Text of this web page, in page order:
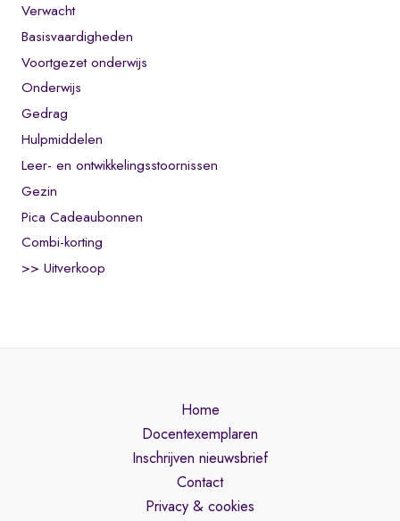
Verwacht
Basisvaardigheden
Voortgezet onderwijs
Onderwijs
Gedrag
Hulpmiddelen
Leer- en ontwikkelingsstoornissen
Gezin
Pica Cadeaubonnen
Combi-korting
>> Uitverkoop
Home
Docentexemplaren
Inschrijven nieuwsbrief
Contact
Privacy & cookies